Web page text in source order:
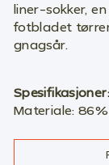
liner-sokker,
fotbladet
gnagsår.
Spesifikasjoner:
Materiale:86%